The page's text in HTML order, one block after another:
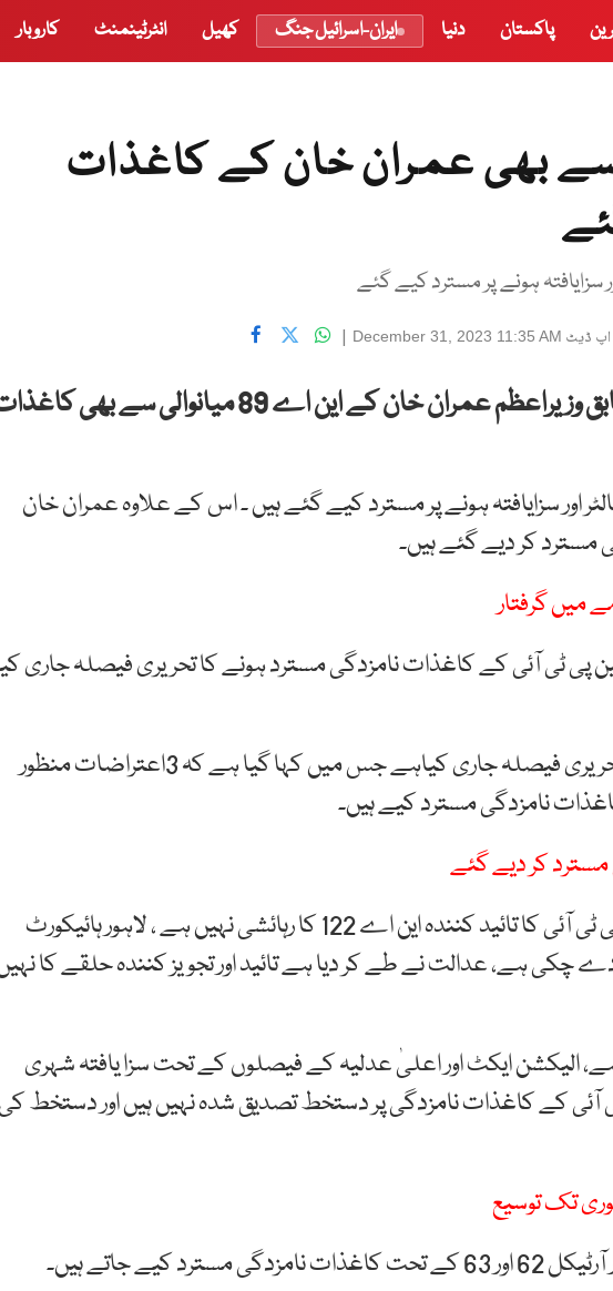
پاکستان دنیا ایران-اسرائیل جنگ کھیل انٹرٹینمنٹ کاروبار
سے بھی عمران خان کے کاغذات
سزایافتہ ہونے پر مسترد کیے گئے
اپ ڈیٹ December 31, 2023 11:35 AM
|
پاکستان تحریک انصاف کے بانی و سابق وزیراعظم عمران خان کے این اے 89 میانوالی سے بھی
اور سزایافتہ ہونے پر مسترد کیے گئے ہیں ۔ اس کے علاوہ عمران خان
میں گرفتار
ٹی آئی کے کاغذات نامزدگی مسترد ہونے کا تحریری فیصلہ جاری
ریٹرننگ افسر نے 6 صفحات پر مشتمل تحریری فیصلہ جاری کیاہے جس میں کہا گیا ہے کہ 3اعتراضات منظور
نامزدگی مسترد کیے ہیں۔
مسترد کر دیے گئے
جاری فیصلے کے مطابق سابق چیئرمین پی ٹی آئی کا تائید کنندہ این اے 122 کا رہائشی نہیں ہے ، لاہور ہائیکورٹ
ہے، عدالت نے طے کر دیا ہے تائید اور تجویز کنندہ حلقے کا
ہے، الیکشن ایکٹ اور اعلیٰ عدلیہ کے فیصلوں کے تحت سزا یافتہ شہری
آئی کے کاغذات نامزدگی پر دستخط تصدیق شدہ نہیں ہیں اور دستخط
جاتے ہیں۔